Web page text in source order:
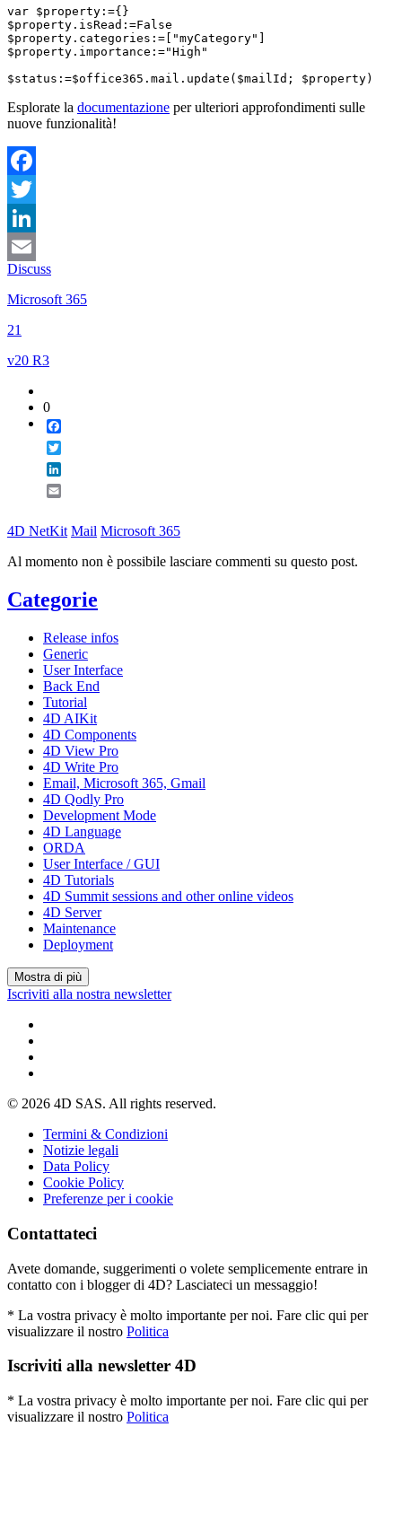
var $property:={}
$property.isRead:=False
$property.categories:=["myCategory"]
$property.importance:="High"
Esplorate la documentazione per ulteriori approfondimenti sulle
nuove funzionalità!
Facebook
Twitter
LinkedIn
Email
Discuss
Microsoft 365
21
v20 R3
0
4D NetKit Mail Microsoft 365
Al momento non è possibile lasciare commenti su questo post.
Categorie
Release infos
Generic
User Interface
Back End
Tutorial
4D AIKit
4D Components
4D View Pro
4D Write Pro
Email, Microsoft 365, Gmail
4D Qodly Pro
Development Mode
4D Language
ORDA
User Interface / GUI
4D Tutorials
4D Summit sessions and other online videos
4D Server
Maintenance
Deployment
Mostra di più
Iscriviti alla nostra newsletter
© 2026 4D SAS. All rights reserved.
Termini & Condizioni
Notizie legali
Data Policy
Cookie Policy
Preferenze per i cookie
Contattateci
Avete domande, suggerimenti o volete semplicemente entrare in
contatto con i blogger di 4D? Lasciateci un messaggio!
* La vostra privacy è molto importante per noi. Fare clic qui per
visualizzare il nostro Politica
Iscriviti alla newsletter 4D
* La vostra privacy è molto importante per noi. Fare clic qui per
visualizzare il nostro Politica